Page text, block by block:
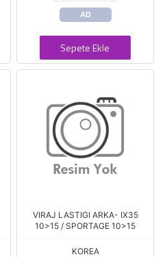
AD
Sepete Ekle
VIRAJ LASTIGI ARKA- IX35
10>15 / SPORTAGE 10>15
KOREA